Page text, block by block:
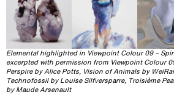
Elemental highlighted in Viewpoint Colour 09 –
excerpted with permission from Viewpoint Colour
Perspire by Alice Potts, Vision of Animals by
Technofossil by Louise Silfversparre, Troisième
by Maude Arsenault